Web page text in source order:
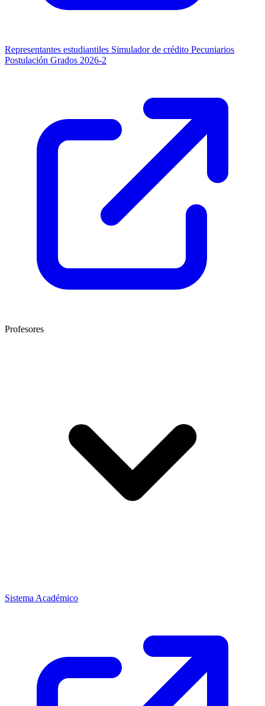
Representantes estudiantiles Simulador de crédito Pecuniarios
Postulación Grados 2026-2
Profesores
Sistema Académico